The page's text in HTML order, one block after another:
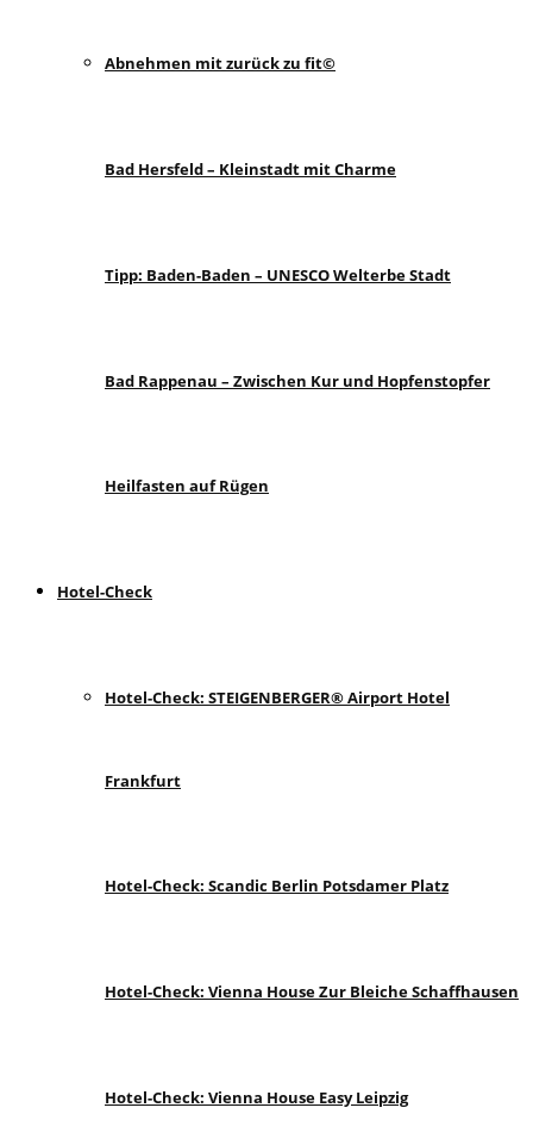
Abnehmen mit zurück zu fit©
Bad Hersfeld – Kleinstadt mit Charme
Tipp: Baden-Baden – UNESCO Welterbe Stadt
Bad Rappenau – Zwischen Kur und Hopfenstopfer
Heilfasten auf Rügen
Hotel-Check
Hotel-Check: STEIGENBERGER® Airport Hotel
Frankfurt
Hotel-Check: Scandic Berlin Potsdamer Platz
Hotel-Check: Vienna House Zur Bleiche Schaffhausen
Hotel-Check: Vienna House Easy Leipzig